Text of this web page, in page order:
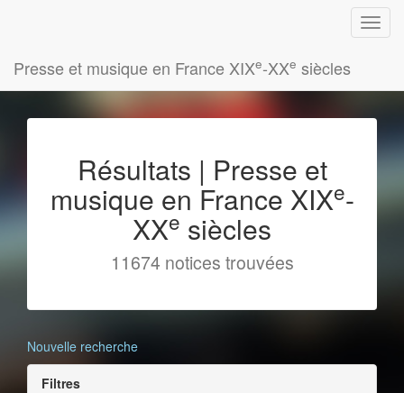
Presse et musique en France XIXe-XXe siècles
Résultats | Presse et
musique en France XIXe-
XXe siècles
11674 notices trouvées
Nouvelle recherche
Filtres